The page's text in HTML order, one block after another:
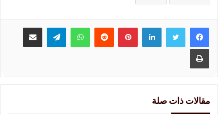
لينكدإنبينتيريست واتسابتيلقرام مشاركة عبر البريد
طباعة
مقالات ذات صلة